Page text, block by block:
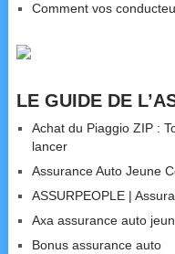
Comment vos
LE GUIDE DE
Achat du Piaggio ZIP :
lancer
Assurance Auto Jeune
ASSURPEOPLE |
Axa assurance auto
Bonus assurance auto